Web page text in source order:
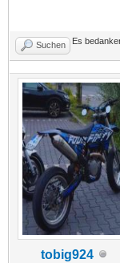
Suchen Es
tobig924